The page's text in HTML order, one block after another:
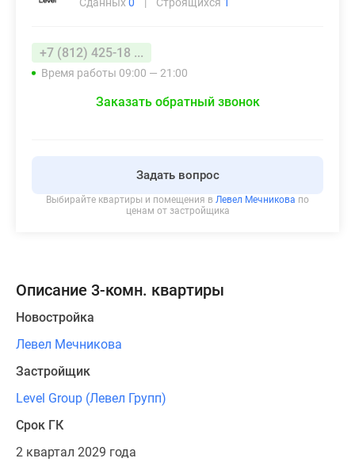
+7 (812) 425-18 ...
Время работы 09:00 — 21:00
Заказать обратный звонок
Задать вопрос
Выбирайте квартиры и помещения в Левел Мечникова по
ценам от застройщика
Описание 3-комн. квартиры
Новостройка
Левел Мечникова
Застройщик
Level Group (Левел Групп)
Срок ГК
2 квартал 2029 года